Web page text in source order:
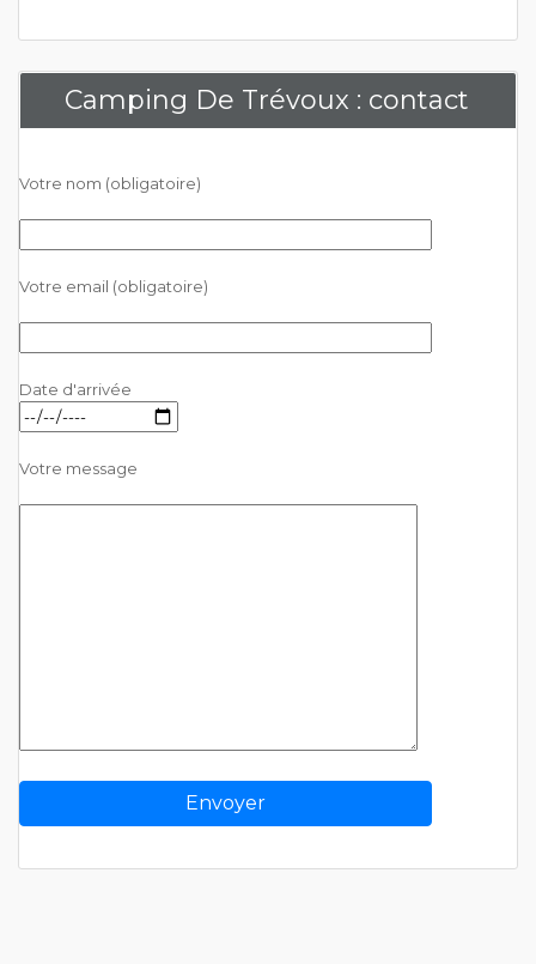
Camping De Trévoux : contact
Votre nom (obligatoire)
Votre email (obligatoire)
Date d'arrivée
Votre message